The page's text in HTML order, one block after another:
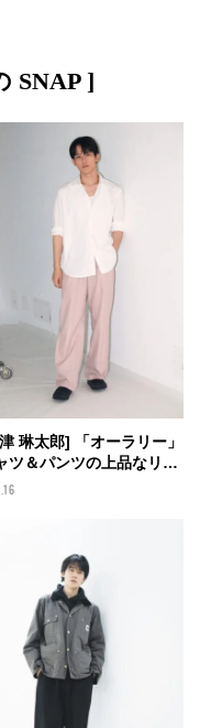
SNAP ]
琳太郎] 「オーラリー」
ツ＆パンツの上品なリラ
コーデを「ビルケンシュ